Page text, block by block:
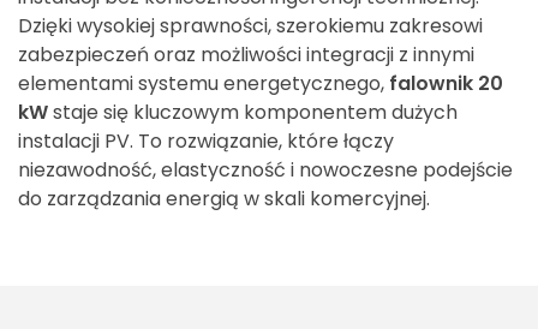
Dzięki wysokiej sprawności, szerokiemu zakresowi
zabezpieczeń oraz możliwości integracji z innymi
elementami systemu energetycznego, falownik 20
kWstaje się kluczowym komponentem dużych
instalacji PV. To rozwiązanie, które łączy
niezawodność, elastyczność i nowoczesne podejście
do zarządzania energią w skali komercyjnej.